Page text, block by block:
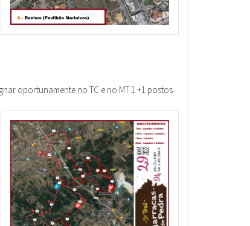
oportunamente no TC e no MT 1 +1 postos